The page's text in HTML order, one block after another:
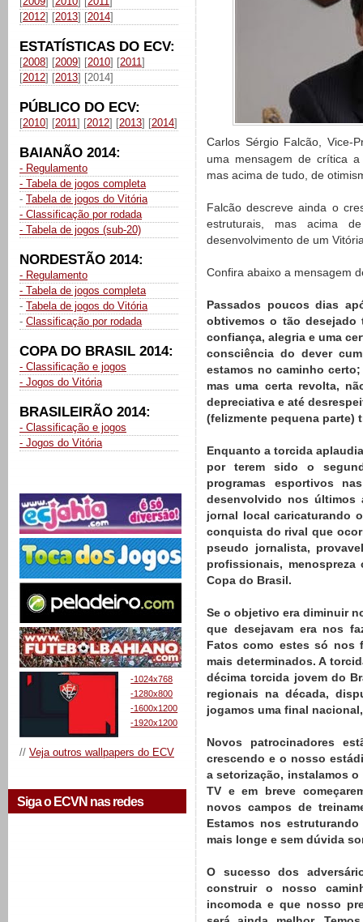
[2012] [2013] [2014]
ESTATÍSTICAS DO ECV:
[2008] [2009] [2010] [2011]
[2012] [2013] [2014]
PÚBLICO DO ECV:
[2010] [2011] [2012] [2013] [2014]
BAIANÃO 2014:
- Regulamento
- Tabela de jogos completa
- Tabela de jogos do Vitória
- Classificação por rodada
- Tabela de jogos (sub-20)
NORDESTÃO 2014:
- Regulamento
- Tabela de jogos completa
- Tabela de jogos do Vitória
- Classificação por rodada
COPA DO BRASIL 2014:
- Classificação e jogos
- Jogos do Vitória
BRASILEIRÃO 2014:
- Classificação e jogos
- Jogos do Vitória
-1024x768
-1280x800
-1600x1200
-1920x1200
// Veja outros wallpapers do ECV
Siga o ECVN nas redes
Carlos Sérgio Falcão, Vice-
uma mensagem de crítica
mas acima de tudo, de
Falcão descreve ainda o
estruturais, mas acima
desenvolvimento de um
Confira abaixo a mensagem
Passados poucos dias
obtivemos o tão desejado
confiança, alegria e uma
consciência do dever
estamos no caminho
mas uma certa revolta,
depreciativa e até
(felizmente pequena parte)
Enquanto a torcida
por terem sido o
programas esportivos
desenvolvido nos últimos
jornal local caricaturando
conquista do rival que
pseudo jornalista,
profissionais,
Copa do Brasil.
Se o objetivo era diminuir
que desejavam era nos
Fatos como estes só nos
mais determinados. A
décima torcida jovem do
regionais na década,
jogamos uma final
Novos patrocinadores
crescendo e o nosso
a setorização, instalamos
TV e em breve
novos campos de
Estamos nos
mais longe e sem dúvida
O sucesso dos
construir o nosso
incomoda e que nosso